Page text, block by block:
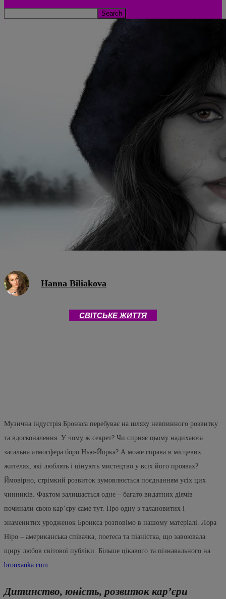
Hanna Biliakova
CВІТСЬКЕ ЖИТТЯ
Музична індустрія Бронкса перебуває на шляху невпинного розвитку
та вдосконалення. У чому ж секрет? Чи сприяє цьому надихаюча
загальна атмосфера боро Нью-Йорка? А може справа в місцевих
жителях, які люблять і цінують мистецтво у всіх його проявах?
Ймовірно, стрімкий розвиток зумовлюється поєднанням усіх цих
чинників. Фактом залишається одне – багато видатних діячів
починали свою кар’єру саме тут. Про одну з талановитих і
знаменитих уродженок Бронкса розповімо в нашому матеріалі. Лора
Ніро – американська співачка, поетеса та піаністка, що завоювала
щиру любов світової публіки. Більше цікавого та пізнавального на
bronxanka.com.
Дитинство, юність, розвиток кар’єри